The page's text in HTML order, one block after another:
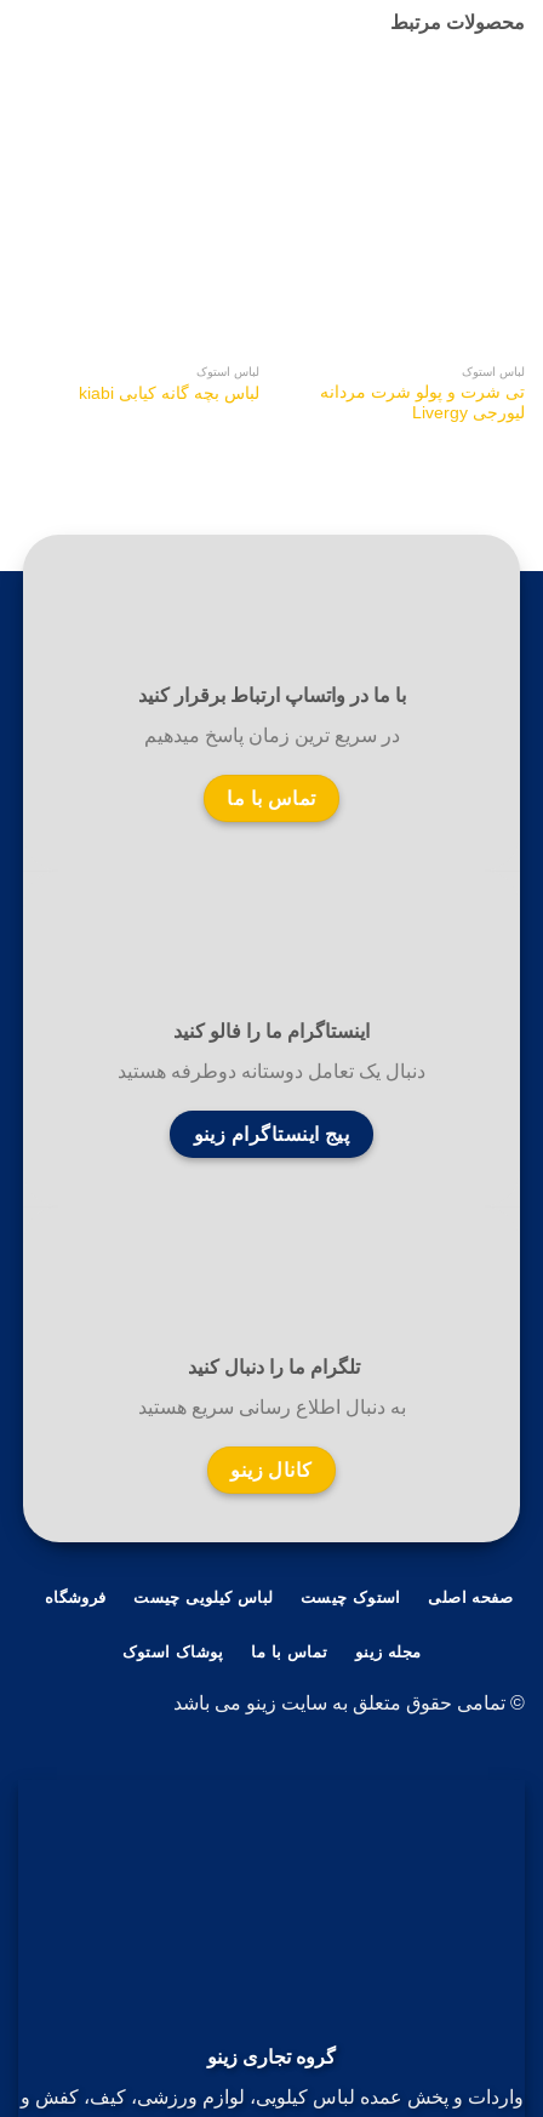
محصولات مرتبط
لباس استوک
تی شرت و پولو شرت مردانه
لیورجی Livergy
لباس استوک
لباس بچه گانه کیابی kiabi
با ما در واتساپ ارتباط برقرار کنید
در سریع ترین زمان پاسخ میدهیم
تماس با ما
اینستاگرام ما را فالو کنید
دنبال یک تعامل دوستانه دوطرفه هستید
پیج اینستاگرام زینو
تلگرام ما را دنبال کنید
به دنبال اطلاع رسانی سریع هستید
کانال زینو
صفحه اصلی استوک چیست لباس کیلویی چیست فروشگاه
مجله زینو تماس با ما پوشاک استوک
© تمامی حقوق متعلق به سایت زینو می باشد
گروه تجاری زینو
واردات و پخش عمده لباس کیلویی، لوازم ورزشی، کیف، کفش و